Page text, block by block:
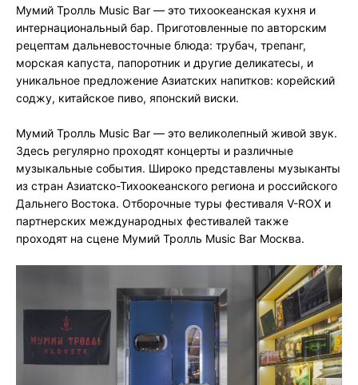
Мумий Тролль Music Bar — это тихоокеанская кухня и
интернациональный бар. Приготовленные по авторским
рецептам дальневосточные блюда: трубач, трепанг,
морская капуста, папоротник и другие деликатесы, и
уникальное предложение Азиатских напитков: корейский
соджу, китайское пиво, японский виски.
Мумий Тролль Music Bar — это великолепный живой звук.
Здесь регулярно проходят концерты и различные
музыкальные события. Широко представлены музыканты
из стран Азиатско-Тихоокеанского региона и российского
Дальнего Востока. Отборочные туры фестиваля V-ROX и
партнерских международных фестивалей также
проходят на сцене Мумий Тролль Music Bar Москва.